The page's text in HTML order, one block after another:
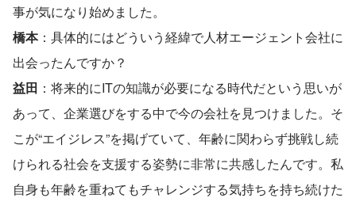
事が気になり始めました。
橋本：具体的にはどういう経緯で人材エージェント会社に
出会ったんですか？
益田 ：将来的にITの知識が必要になる時代だという思いが
あって、企業選びをする中で今の会社を見つけました。そ
こが“エイジレス”を掲げていて、年齢に関わらず挑戦し続
けられる社会を支援する姿勢に非常に共感したんです。私
自身も年齢を重ねてもチャレンジする気持ちを持ち続けた